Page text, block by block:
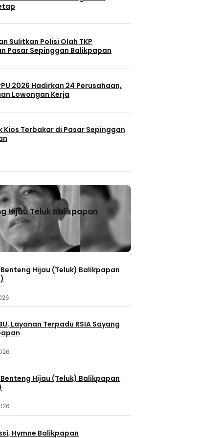
Sulitkan Polisi Olah TKP
Pasar Sepinggan Balikpapan
2026 Hadirkan 24 Perusahaan,
Lowongan Kerja
Kios Terbakar di Pasar Sepinggan
Hijau Teluk Balikpapan
Hijau (Teluk) Balikpapan
Layanan Terpadu RSIA Sayang
Hijau (Teluk) Balikpapan
Hymne Balikpapan